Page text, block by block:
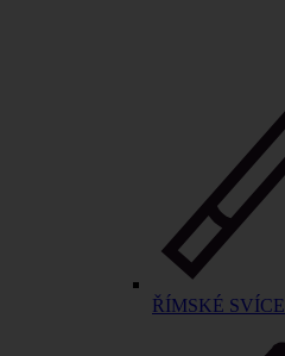
ŘÍMSKÉ SVÍCE